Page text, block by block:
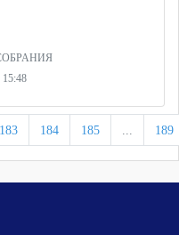
15:48
183 184 185 ... 189